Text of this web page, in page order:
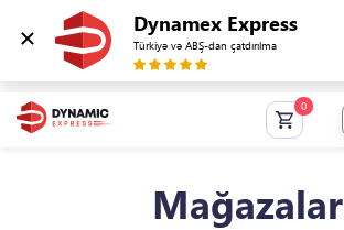
Dynamex Express
Türkiyə və ABŞ-dan çatdırılma
Mağazalar